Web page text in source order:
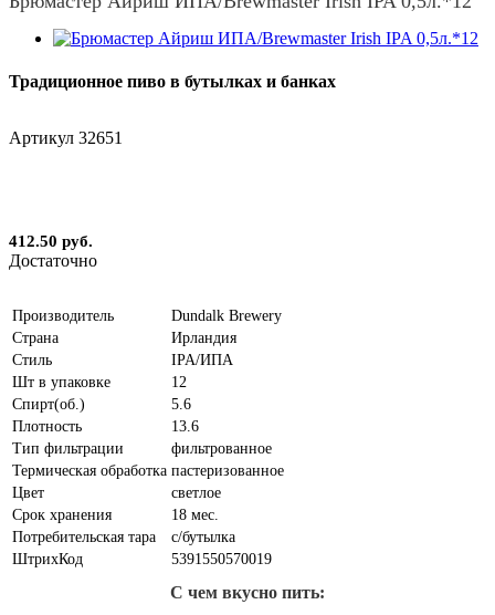
Традиционное пиво в бутылках и банках
Артикул 32651
412.50 руб.
Достаточно
Производитель
Dundalk Brewery
Страна
Ирландия
Стиль
IPA/ИПА
Шт в упаковке
12
Спирт(об.)
5.6
Плотность
13.6
Тип фильтрации
фильтрованное
Термическая обработка пастеризованное
Цвет
светлое
Срок хранения
18 мес.
Потребительская тара
с/бутылка
ШтрихКод
5391550570019
С чем вкусно пить: